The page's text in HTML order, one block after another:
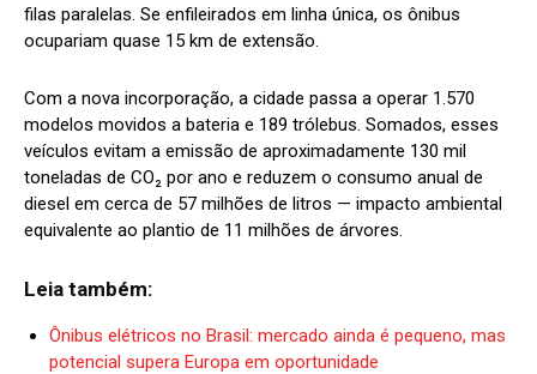
filas paralelas. Se enfileirados em linha única, os ônibus
ocupariam quase 15 km de extensão.
Com a nova incorporação, a cidade passa a operar 1.570
modelos movidos a bateria e 189 trólebus. Somados, esses
veículos evitam a emissão de aproximadamente 130 mil
toneladas de CO₂ por ano e reduzem o consumo anual de
diesel em cerca de 57 milhões de litros — impacto ambiental
equivalente ao plantio de 11 milhões de árvores.
Leia também:
Ônibus elétricos no Brasil: mercado ainda é pequeno, mas
potencial supera Europa em oportunidade